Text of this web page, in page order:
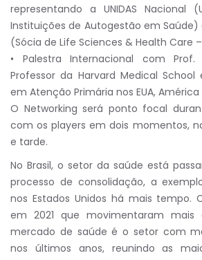
representando a UNIDAS Nacional
Instituições de Autogestão em Saúde)
(Sócia de Life Sciences & Health Care
• Palestra Internacional com
Professor da Harvard Medical
em Atenção Primária nos EUA, América
O Networking será ponto focal
com os players em dois momentos,
e tarde.
No Brasil, o setor da saúde está
processo de consolidação, a
nos Estados Unidos há mais tempo.
em 2021 que movimentaram mais
mercado de saúde é o setor com
nos últimos anos, reunindo as